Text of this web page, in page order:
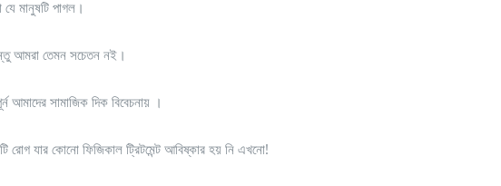
মানুষটি পাগল।
আমরা তেমন সচেতন নই।
সামাজিক দিক বিবেচনায় ।
রোগ যার কোনো ফিজিকাল ট্রিটমেন্ট আবিষ্কার হয় নি এখনো!